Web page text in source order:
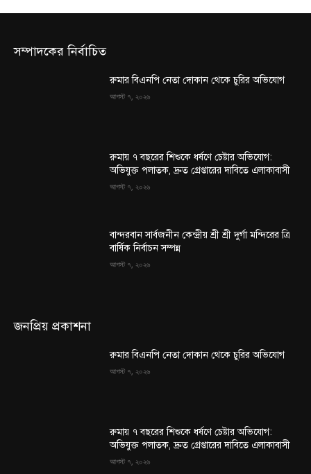
সম্পাদকের নির্বাচিত
রুমার বিএনপি নেতা দোকান থেকে চুরির অভিযোগ
আগস্ট ৭, ২০২৬
রুমায় ৭ বছরের শিশুকে ধর্ষণে চেষ্টার অভিযোগ:
অভিযুক্ত পলাতক, দ্রুত গ্রেপ্তারের দাবিতে এলাকাবাসী
আগস্ট ৭, ২০২৬
বান্দরবান সার্বজনীন কেন্দ্রীয় শ্রী শ্রী দুর্গা মন্দিরের ত্রি
বার্ষিক নির্বাচন সম্পন্ন
আগস্ট ৭, ২০২৬
জনপ্রিয় প্রকাশনা
রুমার বিএনপি নেতা দোকান থেকে চুরির অভিযোগ
আগস্ট ৭, ২০২৬
রুমায় ৭ বছরের শিশুকে ধর্ষণে চেষ্টার অভিযোগ:
অভিযুক্ত পলাতক, দ্রুত গ্রেপ্তারের দাবিতে এলাকাবাসী
আগস্ট ৭, ২০২৬